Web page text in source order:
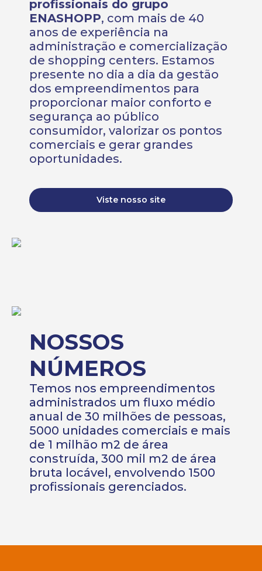
profissionais do grupo
ENASHOPP, com mais de 40
anos de experiência na
administração e comercialização
de shopping centers. Estamos
presente no dia a dia da gestão
dos empreendimentos para
proporcionar maior conforto e
segurança ao público
consumidor, valorizar os pontos
comerciais e gerar grandes
oportunidades.
Viste nosso site
NOSSOS
NÚMEROS
Temos nos empreendimentos
administrados um fluxo médio
anual de 30 milhões de pessoas,
5000 unidades comerciais e mais
de 1 milhão m2 de área
construída, 300 mil m2 de área
bruta locável, envolvendo 1500
profissionais gerenciados.